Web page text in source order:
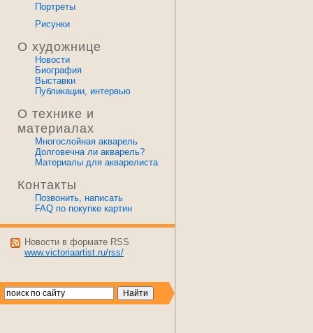
Портреты
Рисунки
О художнице
Новости
Биография
Выставки
Публикации, интервью
О технике и
материалах
Многослойная акварель
Долговечна ли акварель?
Материалы для акварелиста
Контакты
Позвонить, написать
FAQ по покупке картин
Новости в формате RSS
www.victoriaartist.ru/rss/